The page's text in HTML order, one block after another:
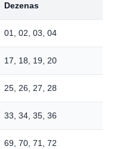
Dezenas
01, 02, 03, 04
17, 18, 19, 20
25, 26, 27, 28
33, 34, 35, 36
69, 70, 71, 72